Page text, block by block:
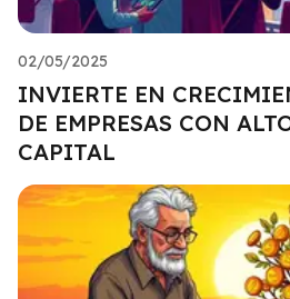
02/05/2025
INVIERTE EN
DE EMPRESAS CON
CAPITAL